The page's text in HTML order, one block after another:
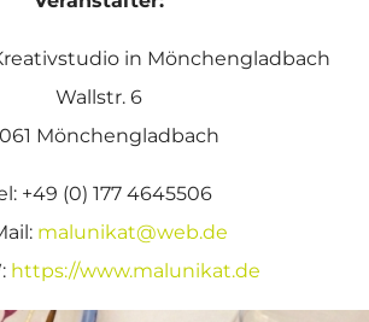
in Mönchengladbach
Wallstr. 6
Mönchengladbach
+49 (0) 177 4645506
malunikat@web.de
https://www.malunikat.de